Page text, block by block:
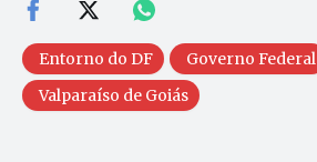
Entorno do DF Governo Federal
Valparaíso de Goiás